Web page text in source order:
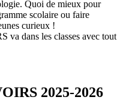
Quoi de mieux pour
scolaire ou faire
curieux !
dans les classes avec tout
2025-2026